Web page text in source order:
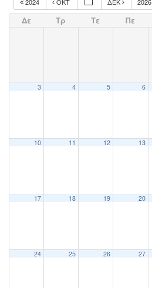
Δε Τρ Τε Πε
3 4 5 6
10 11 12 13
17 18 19 20
24 25 26 27